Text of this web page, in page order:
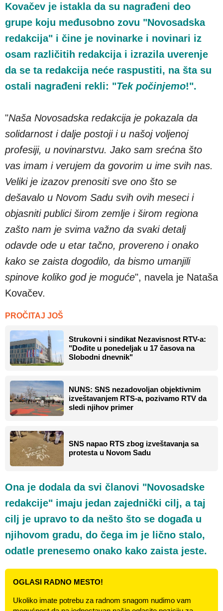
Kovačev je istakla da su nagrađeni deo
grupe koju međusobno zovu "Novosadska
redakcija" i čine je novinarke i novinari iz
osam različitih redakcija i izrazila uverenje
da se ta redakcija neće raspustiti, na šta su
ostali nagrađeni rekli: "Tek počinjemo!".
"Naša Novosadska redakcija je pokazala da
solidarnost i dalje postoji i u našoj voljenoj
profesiji, u novinarstvu. Jako sam srećna što
vas imam i verujem da govorim u ime svih nas.
Veliki je izazov prenositi sve ono što se
dešavalo u Novom Sadu svih ovih meseci i
objasniti publici širom zemlje i širom regiona
zašto nam je svima važno da svaki detalj
odavde ode u etar tačno, provereno i onako
kako se zaista dogodilo, da bismo umanjili
spinove koliko god je moguće", navela je Nataša
Kovačev.
PROČITAJ JOŠ
Strukovni i sindikat Nezavisnost RTV-a:
"Dođite u ponedeljak u 17 časova na
Slobodni dnevnik"
NUNS: SNS nezadovoljan objektivnim
izveštavanjem RTS-a, pozivamo RTV da
sledi njihov primer
SNS napao RTS zbog izveštavanja sa
protesta u Novom Sadu
Ona je dodala da svi članovi "Novosadske
redakcije" imaju jedan zajednički cilj, a taj
cilj je upravo to da nešto što se događa u
njihovom gradu, do čega im je lično stalo,
odatle prenesemo onako kako zaista jeste.
OGLASI RADNO MESTO!
Ukoliko imate potrebu za radnom snagom nudimo vam